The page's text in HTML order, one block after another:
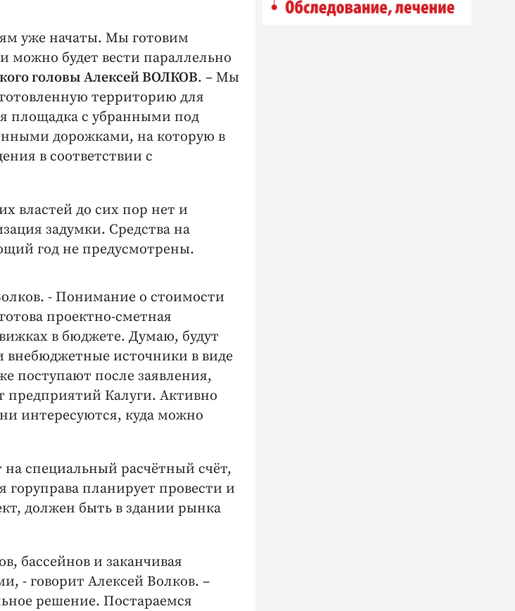
уже начаты. Мы готовим
можно будет вести параллельно
головы Алексей ВОЛКОВ. – Мы
территорию для
площадка с убранными под
дорожками, на которую в
в соответствии с
властей до сих пор нет и
задумки. Средства на
год не предусмотрены.
- Понимание о стоимости
проектно-сметная
в бюджете. Думаю, будут
внебюджетные источники в виде
поступают после заявления,
предприятий Калуги. Активно
интересуются, куда можно
на специальный расчётный счёт,
планирует провести и
должен быть в здании рынка
бассейнов и заканчивая
- говорит Алексей Волков. –
решение. Постараемся